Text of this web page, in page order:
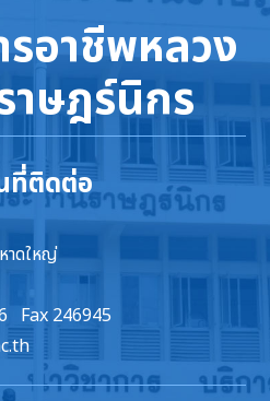
อาชีพหลวง
าษฎร์นิกร
ที่ติดต่อ
ดใหญ่
246945